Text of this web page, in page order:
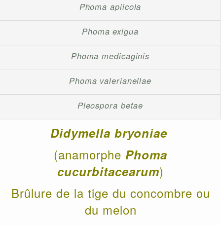
Phoma apiicola
Phoma exigua
Phoma medicaginis
Phoma valerianellae
Pleospora betae
Didymella bryoniae
(anamorphe Phoma
cucurbitacearum)
Brûlure de la tige du concombre ou
du melon